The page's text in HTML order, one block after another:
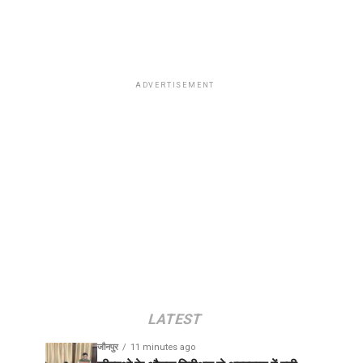
ADVERTISEMENT
LATEST
जौनपुर 11 minutes ago